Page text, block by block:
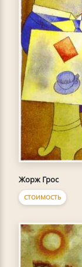
Жорж Грос
СТОИМОСТЬ